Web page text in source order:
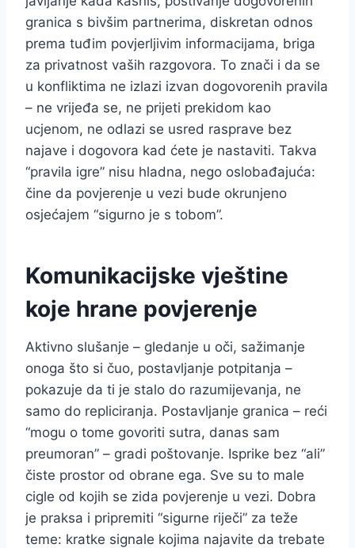
granica s bivšim partnerima, diskretan odnos
prema tuđim povjerljivim informacijama, briga
za privatnost vaših razgovora. To znači i da se
u konfliktima ne izlazi izvan dogovorenih pravila
– ne vrijeđa se, ne prijeti prekidom kao
ucjenom, ne odlazi se usred rasprave bez
najave i dogovora kad ćete je nastaviti. Takva
“pravila igre” nisu hladna, nego oslobađajuća:
čine da povjerenje u vezi bude okrunjeno
osjećajem “sigurno je s tobom”.
Komunikacijske vještine
koje hrane povjerenje
Aktivno slušanje – gledanje u oči, sažimanje
onoga što si čuo, postavljanje potpitanja –
pokazuje da ti je stalo do razumijevanja, ne
samo do repliciranja. Postavljanje granica – reći
“mogu o tome govoriti sutra, danas sam
preumoran” – gradi poštovanje. Isprike bez “ali”
čiste prostor od obrane ega. Sve su to male
cigle od kojih se zida povjerenje u vezi. Dobra
je praksa i pripremiti “sigurne riječi” za teže
teme: kratke signale kojima najavite da trebate